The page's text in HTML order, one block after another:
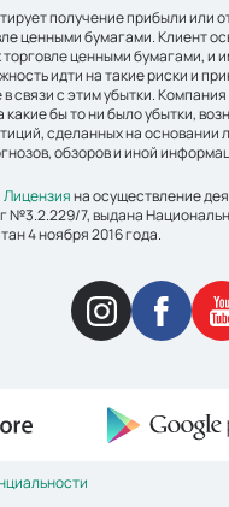
получение прибыли или
ценными бумагами. Клиент
ценными бумагами, и
идти на такие риски и
связи с этим убытки.
какие бы то ни было убытки,
сделанных на основании
обзоров и иной
Лицензияна осуществление
№3.2.229/7, выдана
4 ноября 2016 года.